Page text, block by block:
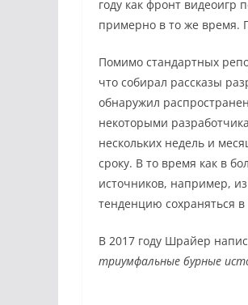
году как фронт видеоигр
примерно в то же время.
Помимо стандартных
что собирал рассказы
обнаружил
некоторыми
нескольких недель и
сроку. В то время как в
источников, например, из
тенденцию сохраняться
В 2017 году Шрайер
триумфальные бурные